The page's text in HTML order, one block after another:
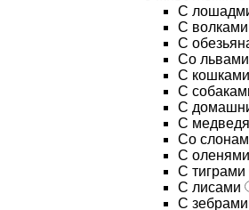
С
С волками
С
Со львами
С кошками
С
С
С
Со
С оленями
С тиграми
С лисами
С зебрами